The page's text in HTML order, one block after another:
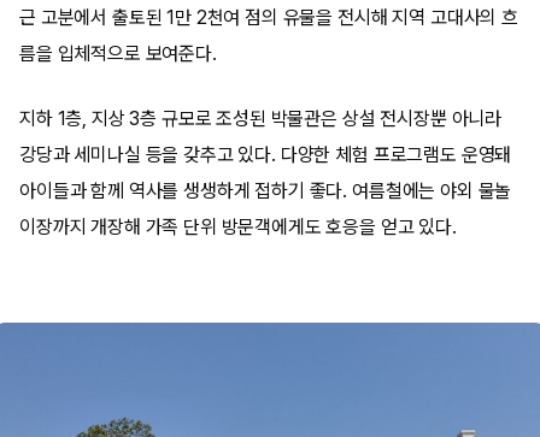
근 고분에서 출토된 1만 2천여 점의 유물을 전시해 지역 고대사의 흐
름을 입체적으로 보여준다.
지하 1층, 지상 3층 규모로 조성된 박물관은 상설 전시장뿐 아니라
강당과 세미나실 등을 갖추고 있다. 다양한 체험 프로그램도 운영돼
아이들과 함께 역사를 생생하게 접하기 좋다. 여름철에는 야외 물놀
이장까지 개장해 가족 단위 방문객에게도 호응을 얻고 있다.